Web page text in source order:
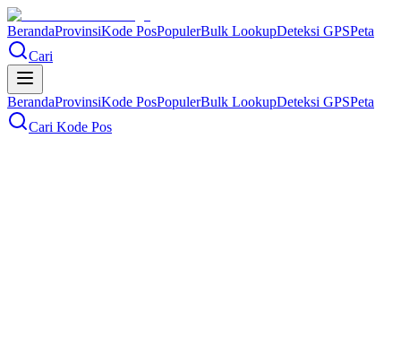
BerandaProvinsiKode PosPopulerBulk LookupDeteksi GPSPeta
Cari
BerandaProvinsiKode PosPopulerBulk LookupDeteksi GPSPeta
Cari Kode Pos